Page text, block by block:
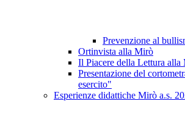
Prevenzione al
Ortinvista alla Mirò
Il Piacere della Lettura alla
Presentazione del
esercito"
Esperienze didattiche Mirò a.s.